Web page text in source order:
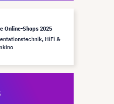
Online-Shops 2025
HiFi &